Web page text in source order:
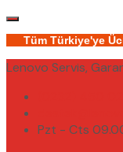
Tüm Türkiye'ye
Lenovo Servis,
Pzt - Cts